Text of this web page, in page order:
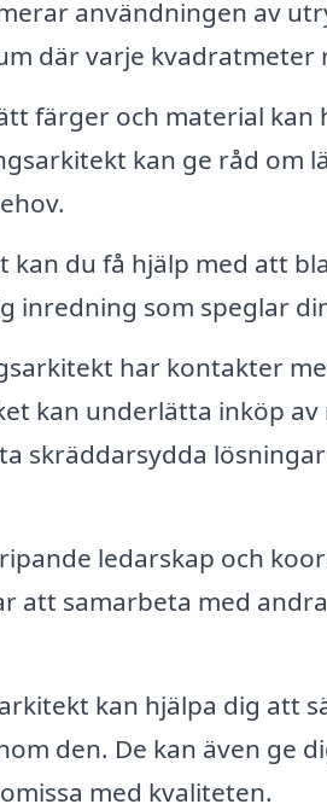
användningen av
där varje kvadratmeter
färger och material kan
kan ge råd om
kan du få hjälp med att
inredning som speglar
har kontakter
kan underlätta inköp
skräddarsydda
ledarskap och
att samarbeta med
kan hjälpa dig att
den. De kan även ge
med kvaliteten.